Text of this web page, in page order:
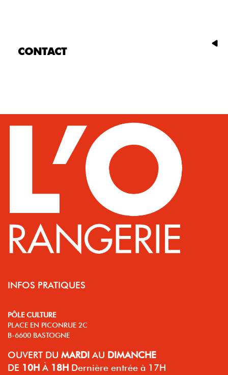
CONTACT
INFOS PRATIQUES
PÔLE CULTURE
PLACE EN PICONRUE 2C
B-6600 BASTOGNE
OUVERT DU MARDI AU DIMANCHE
DE 10H À 18H Dernière entrée à 17H